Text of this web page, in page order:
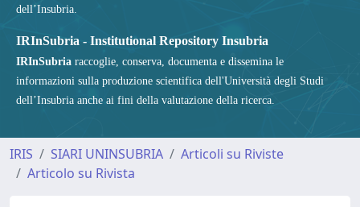
dell’Insubria.
IRInSubria - Institutional Repository Insubria
IRInSubria raccoglie, conserva, documenta e dissemina le
informazioni sulla produzione scientifica dell'Università degli Studi
dell’Insubria anche ai fini della valutazione della ricerca.
IRIS SIARI UNINSUBRIA
Articoli su Riviste
Articolo su Rivista